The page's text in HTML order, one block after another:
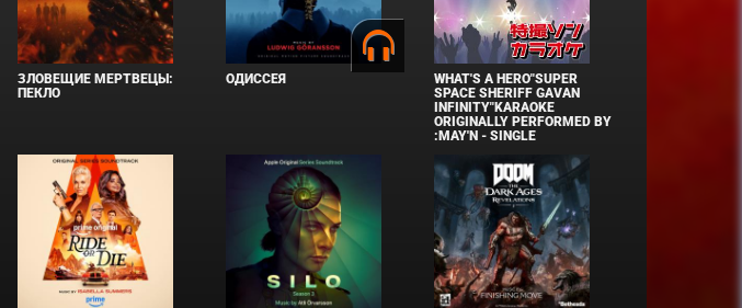
ЗЛОВЕЩИЕ МЕРТВЕЦЫ:
ПЕКЛО
ОДИССЕЯ
WHAT'S A HERO"SUPER
SPACE SHERIFF GAVAN
INFINITY"KARAOKE
ORIGINALLY PERFORMED BY
:MAY'N - SINGLE